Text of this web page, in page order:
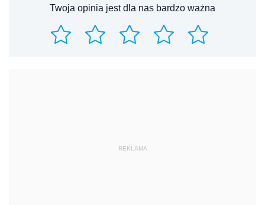
Twoja opinia jest dla nas bardzo ważna
REKLAMA